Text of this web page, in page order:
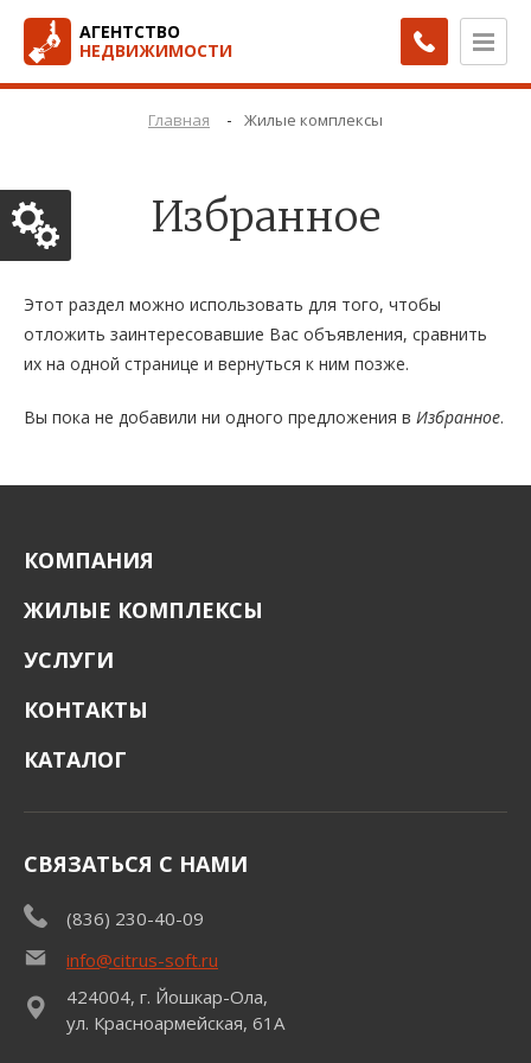
АГЕНТСТВО
НЕДВИЖИМОСТИ
Главная - Жилые комплексы
Избранное
Этот раздел можно использовать для того, чтобы
отложить заинтересовавшие Вас объявления, сравнить
их на одной странице и вернуться к ним позже.
Вы пока не добавили ни одного предложения в Избранное.
КОМПАНИЯ
ЖИЛЫЕ КОМПЛЕКСЫ
УСЛУГИ
КОНТАКТЫ
КАТАЛОГ
СВЯЗАТЬСЯ С НАМИ
(836) 230-40-09
info@citrus-soft.ru
424004, г. Йошкар-Ола,
ул. Красноармейская, 61А